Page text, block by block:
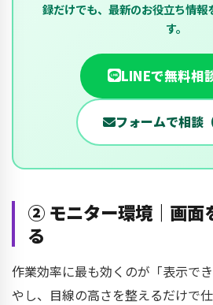
録だけでも、最新のお役立ち情報
す。
LINEで無料相
フォームで相談
② モニター環境｜画面
る
作業効率に最も効くのが「表示で
やし、目線の高さを整えるだけで